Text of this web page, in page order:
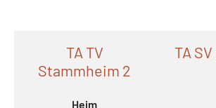
TA TV
Stammheim 2
Heim
TA